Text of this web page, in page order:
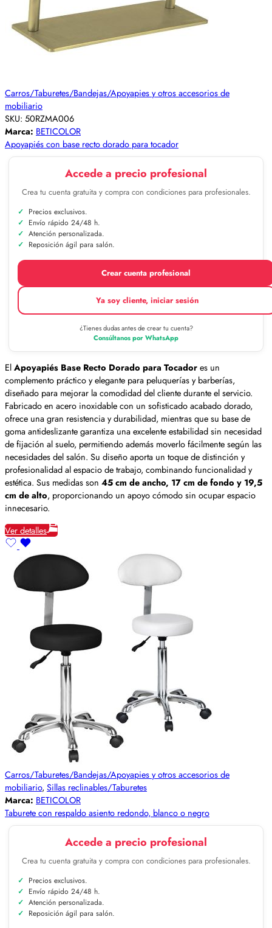
Carros/Taburetes/Bandejas/Apoyapies y otros accesorios de
mobiliario
SKU: 50RZMA006
Marca: BETICOLOR
Apoyapiés con base recto dorado para tocador
Accede a precio profesional
Crea tu cuenta gratuita y compra con condiciones para profesionales.
Precios exclusivos.
Envío rápido 24/48 h.
Atención personalizada.
Reposición ágil para salón.
Crear cuenta profesional
Ya soy cliente, iniciar sesión
¿Tienes dudas antes de crear tu cuenta?
Consúltanos por WhatsApp
ElApoyapiés Base Recto Dorado para Tocadores un
complemento práctico y elegante para peluquerías y barberías,
diseñado para mejorar la comodidad del cliente durante el servicio.
Fabricado en acero inoxidable con un sofisticado acabado dorado,
ofrece una gran resistencia y durabilidad, mientras que su base de
goma antideslizante garantiza una excelente estabilidad sin necesidad
de fijación al suelo, permitiendo además moverlo fácilmente según las
necesidades del salón. Su diseño aporta un toque de distinción y
profesionalidad al espacio de trabajo, combinando funcionalidad y
estética. Sus medidas son 45 cm de ancho, 17 cm de fondo y 19,5
cm de alto, proporcionando un apoyo cómodo sin ocupar espacio
innecesario.
Ver detalles
Carros/Taburetes/Bandejas/Apoyapies y otros accesorios de
mobiliario, Sillas reclinables/Taburetes
Marca: BETICOLOR
Taburete con respaldo asiento redondo, blanco o negro
Accede a precio profesional
Crea tu cuenta gratuita y compra con condiciones para profesionales.
Precios exclusivos.
Envío rápido 24/48 h.
Atención personalizada.
Reposición ágil para salón.